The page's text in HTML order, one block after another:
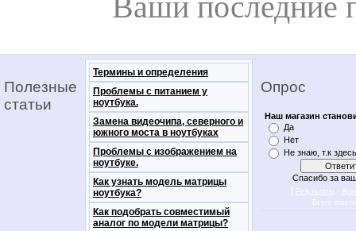
Полезные
статьи
Термины и определения
Проблемы с питанием у
ноутбука.
Замена видеочипа, северного и
южного моста в ноутбуках
Проблемы с изображением на
ноутбуке.
Как узнать модель матрицы
ноутбука?
Как подобрать совместимый
аналог по модели матрицы?
Опрос
Наш магазин
Да
Нет
Не знаю, т.к
Спасибо за